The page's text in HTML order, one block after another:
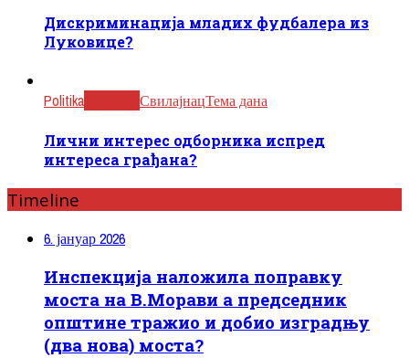
Дискриминација младих фудбалера из
Луковице?
Politika СвилајнацТема дана
Лични интерес одборника испред
интереса грађана?
Timeline
6. јануар 2026
Инспекција наложила поправку
моста на В.Морави а председник
општине тражио и добио изградњу
(два нова) моста?